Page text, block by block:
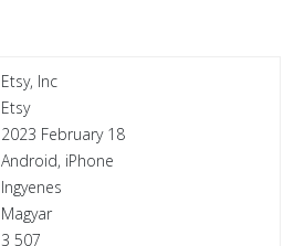
Etsy, Inc
Etsy
2023 February 18
Android, iPhone
Ingyenes
Magyar
3 507